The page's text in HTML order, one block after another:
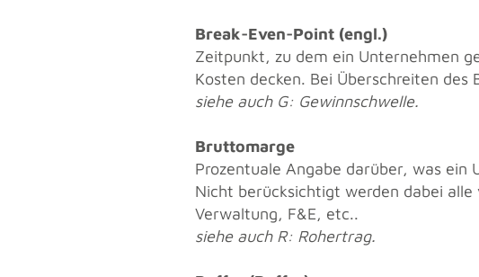
Break-Even-Point (engl.)
Zeit­punkt, zu dem ein Un­ter­neh­men
Kos­ten de­cken. Bei Über­schrei­ten
siehe auch G: Ge­winn­schwel­le.
Brut­to­mar­ge
Pro­zen­tua­le An­ga­be dar­über, was ein
Nicht be­rück­sich­tigt wer­den dabei
Ver­wal­tung, F&E, etc..
siehe auch R: Roh­er­trag.